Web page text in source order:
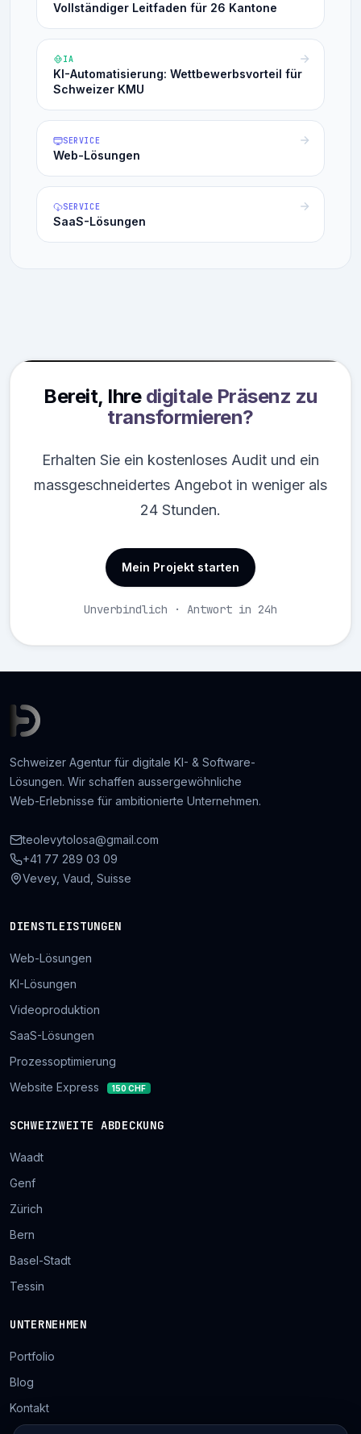
Vollständiger Leitfaden für 26 Kantone
IA
KI-Automatisierung: Wettbewerbsvorteil für
Schweizer KMU
SERVICE
Web-Lösungen
SERVICE
SaaS-Lösungen
Bereit, Ihre digitale Präsenz zu
transformieren?
Erhalten Sie ein kostenloses Audit und ein
massgeschneidertes Angebot in weniger als
24 Stunden.
Mein Projekt starten
Unverbindlich · Antwort in 24h
Schweizer Agentur für digitale KI- & Software-
Lösungen. Wir schaffen aussergewöhnliche
Web-Erlebnisse für ambitionierte Unternehmen.
teolevytolosa@gmail.com
+41 77 289 03 09
Vevey, Vaud, Suisse
DIENSTLEISTUNGEN
Web-Lösungen
KI-Lösungen
Videoproduktion
SaaS-Lösungen
Prozessoptimierung
Website Express
150 CHF
SCHWEIZWEITE ABDECKUNG
Waadt
Genf
Zürich
Bern
Basel-Stadt
Tessin
UNTERNEHMEN
Portfolio
Blog
Kontakt